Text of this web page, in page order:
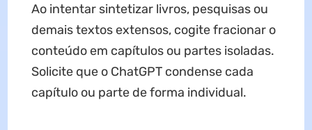
Ao intentar sintetizar livros, pesquisas ou
demais textos extensos, cogite fracionar o
conteúdo em capítulos ou partes isoladas.
Solicite que o ChatGPT condense cada
capítulo ou parte de forma individual.